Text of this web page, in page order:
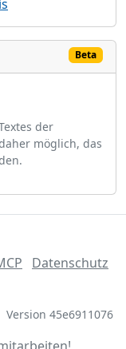
Beta
der
möglich, das
Datenschutz
Version 45e6911076